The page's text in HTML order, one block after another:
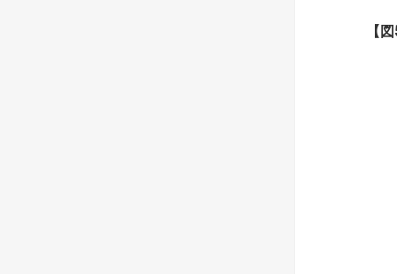
【 図